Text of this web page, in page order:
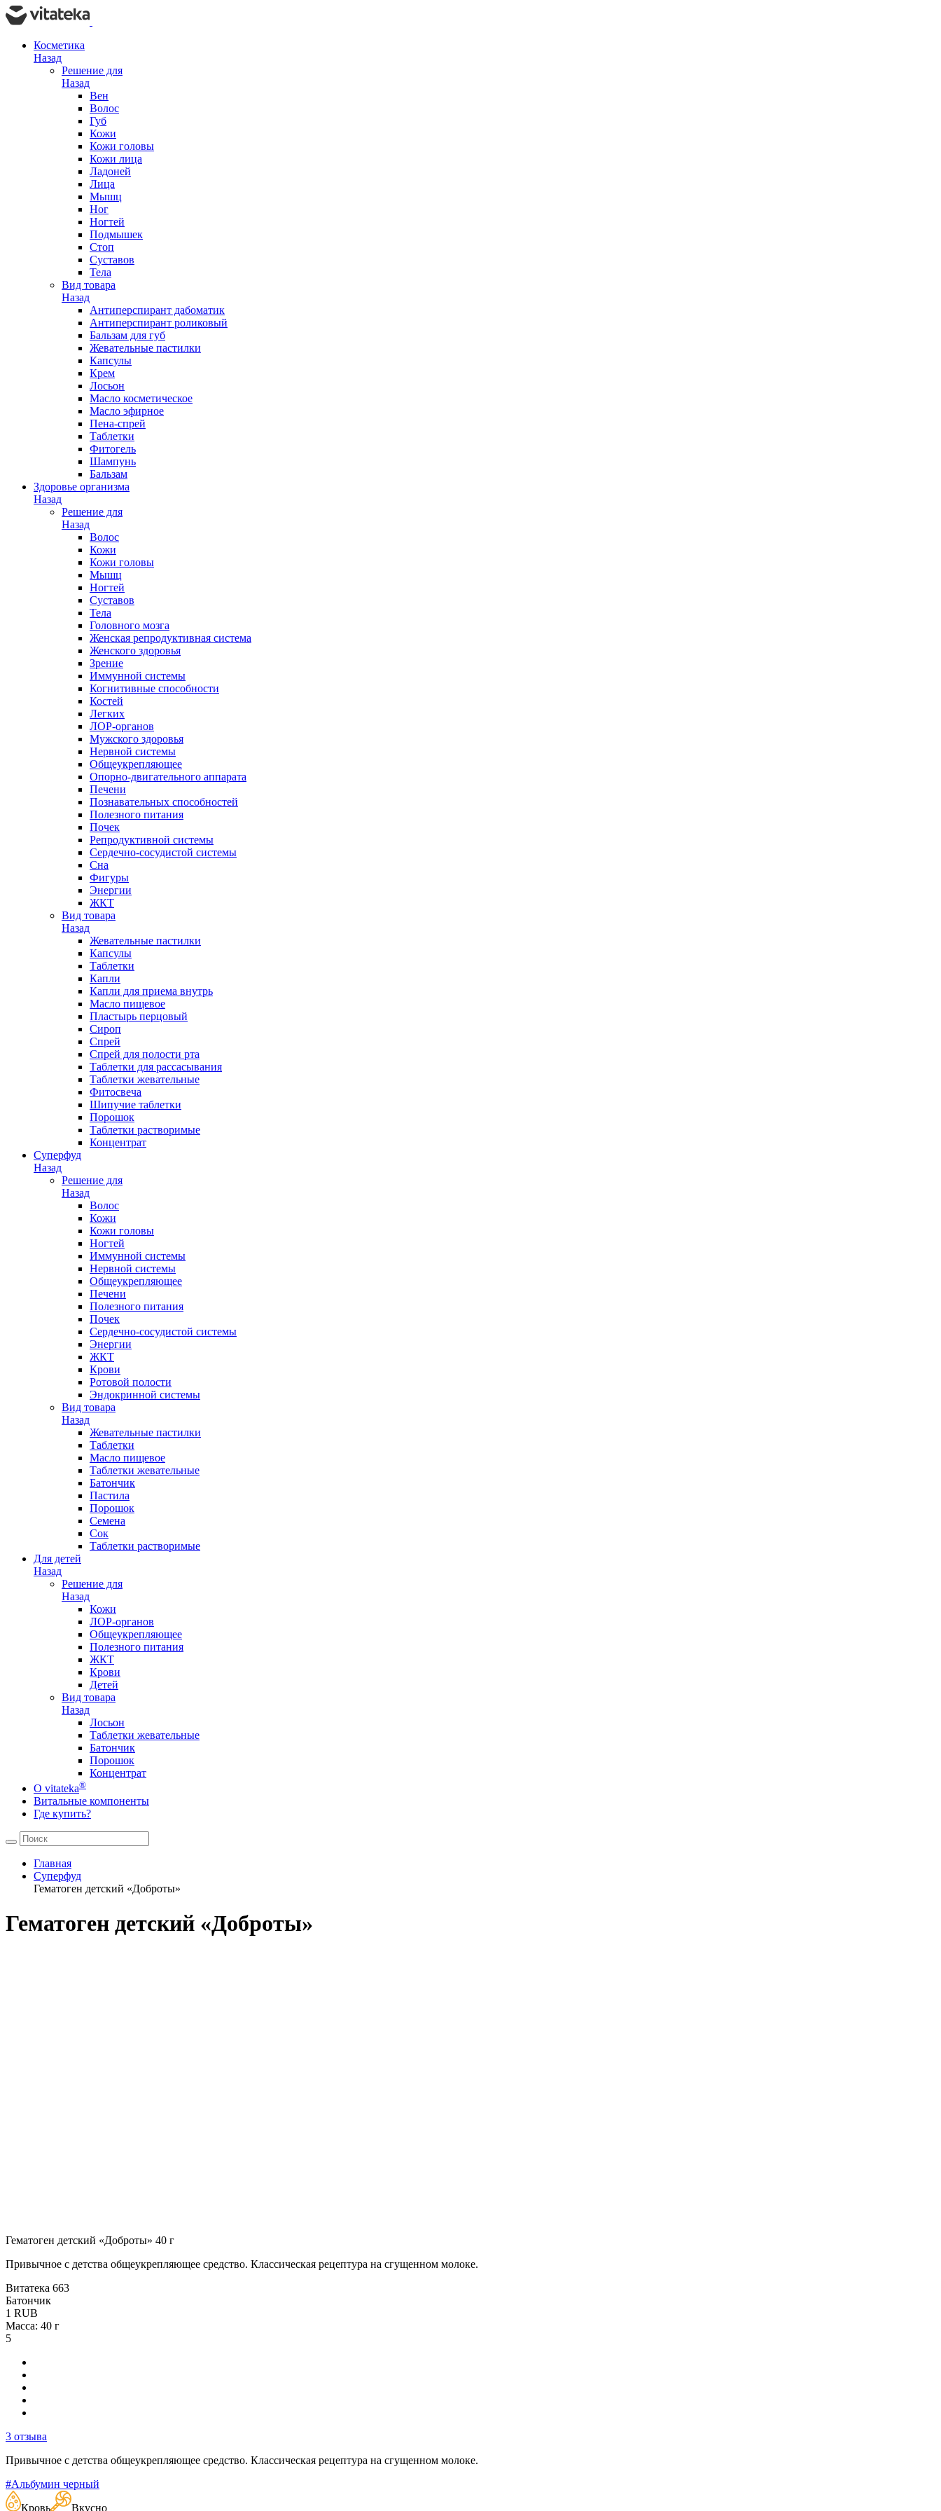
Косметика
Назад
Решение для
Назад
Вен
Волос
Губ
Кожи
Кожи головы
Кожи лица
Ладоней
Лица
Мышц
Ног
Ногтей
Подмышек
Стоп
Суставов
Тела
Вид товара
Назад
Антиперспирант дабоматик
Антиперспирант роликовый
Бальзам для губ
Жевательные пастилки
Капсулы
Крем
Лосьон
Масло косметическое
Масло эфирное
Пена-спрей
Таблетки
Фитогель
Шампунь
Бальзам
Здоровье организма
Назад
Решение для
Назад
Волос
Кожи
Кожи головы
Мышц
Ногтей
Суставов
Тела
Головного мозга
Женская репродуктивная система
Женского здоровья
Зрение
Иммунной системы
Когнитивные способности
Костей
Легких
ЛОР-органов
Мужского здоровья
Нервной системы
Общеукрепляющее
Опорно-двигательного аппарата
Печени
Познавательных способностей
Полезного питания
Почек
Репродуктивной системы
Сердечно-сосудистой системы
Сна
Фигуры
Энергии
ЖКТ
Вид товара
Назад
Жевательные пастилки
Капсулы
Таблетки
Капли
Капли для приема внутрь
Масло пищевое
Пластырь перцовый
Сироп
Спрей
Спрей для полости рта
Таблетки для рассасывания
Таблетки жевательные
Фитосвеча
Шипучие таблетки
Порошок
Таблетки растворимые
Концентрат
Суперфуд
Назад
Решение для
Назад
Волос
Кожи
Кожи головы
Ногтей
Иммунной системы
Нервной системы
Общеукрепляющее
Печени
Полезного питания
Почек
Сердечно-сосудистой системы
Энергии
ЖКТ
Крови
Ротовой полости
Эндокринной системы
Вид товара
Назад
Жевательные пастилки
Таблетки
Масло пищевое
Таблетки жевательные
Батончик
Пастила
Порошок
Семена
Сок
Таблетки растворимые
Для детей
Назад
Решение для
Назад
Кожи
ЛОР-органов
Общеукрепляющее
Полезного питания
ЖКТ
Крови
Детей
Вид товара
Назад
Лосьон
Таблетки жевательные
Батончик
Порошок
Концентрат
О vitateka®
Витальные компоненты
Где купить?
Главная
Суперфуд
Гематоген детский «Доброты»
Гематоген детский «Доброты»
Гематоген детский «Доброты» 40 г
Привычное с детства общеукрепляющее средство. Классическая рецептура на сгущенном молоке.
Витатека 663
Батончик
1 RUB
Масса: 40 г
5
3 отзыва
Привычное с детства общеукрепляющее средство. Классическая рецептура на сгущенном молоке.
#Альбумин черный
Кровь
Вкусно